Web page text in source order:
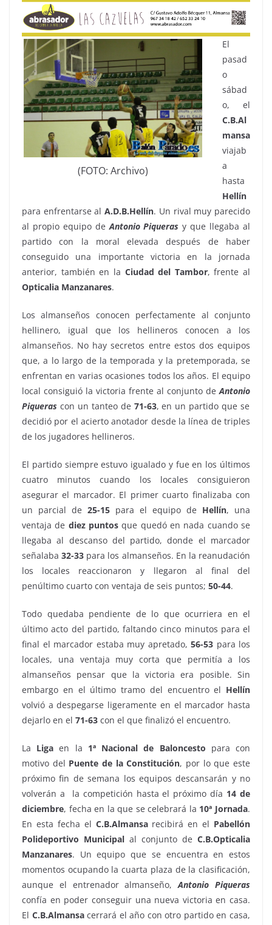
(FOTO: Archivo)
El
pasad
o
sábad
o, el
C.B.Al
mansa
viajab
a
hasta
Hellín
para enfrentarse alA.D.B.Hellín. Un rival muy parecido
al propio equipo deAntonio Piqueras y que llegaba al
partido con la moral elevada después de haber
conseguido una importante victoria en la jornada
anterior, también en la Ciudad del Tambor, frente al
Opticalia Manzanares.
Los almanseños conocen perfectamente al conjunto
hellinero, igual que los hellineros conocen a los
almanseños. No hay secretos entre estos dos equipos
que, a lo largo de la temporada y la pretemporada, se
enfrentan en varias ocasiones todos los años. El equipo
local consiguió la victoria frente al conjunto deAntonio
Piqueras con un tanteo de 71-63, en un partido que se
decidió por el acierto anotador desde la línea de triples
de los jugadores hellineros.
El partido siempre estuvo igualado y fue en los últimos
cuatro minutos cuando los locales consiguieron
asegurar el marcador. El primer cuarto finalizaba con
un parcial de 25-15 para el equipo de Hellín, una
ventaja de diez puntos que quedó en nada cuando se
llegaba al descanso del partido, donde el marcador
señalaba32-33 para los almanseños. En la reanudación
los locales reaccionaron y llegaron al final del
penúltimo cuarto con ventaja de seis puntos; 50-44.
Todo quedaba pendiente de lo que ocurriera en el
último acto del partido, faltando cinco minutos para el
final el marcador estaba muy apretado, 56-53 para los
locales, una ventaja muy corta que permitía a los
almanseños pensar que la victoria era posible. Sin
embargo en el último tramo del encuentro el Hellín
volvió a despegarse ligeramente en el marcador hasta
dejarlo en el 71-63 con el que finalizó el encuentro.
La Liga en la 1ª Nacional de Baloncesto para con
motivo del Puente de la Constitución, por lo que este
próximo fin de semana los equipos descansarán y no
volverán a la competición hasta el próximo día 14 de
diciembre, fecha en la que se celebrará la 10ª Jornada.
En esta fecha el C.B.Almansarecibirá en el Pabellón
Polideportivo Municipal al conjunto de C.B.Opticalia
Manzanares. Un equipo que se encuentra en estos
momentos ocupando la cuarta plaza de la clasificación,
aunque el entrenador almanseño,Antonio Piqueras
confía en poder conseguir una nueva victoria en casa.
El C.B.Almansacerrará el año con otro partido en casa,